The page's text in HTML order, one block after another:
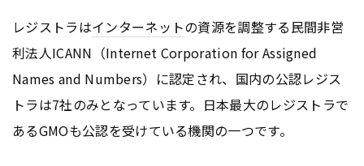
レジストラはインターネットの資源を調整する民間非営
利法人ICANN（Internet Corporation for Assigned
Names and Numbers）に認定され、国内の公認レジス
トラは7社のみとなっています。日本最大のレジストラで
あるGMOも公認を受けている機関の一つです。